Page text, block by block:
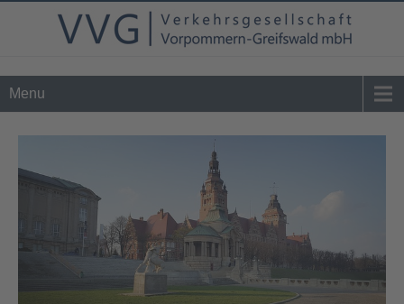
Tel. 0 39 76 - 24 02 - 0info@vvg-bus.de
Menu